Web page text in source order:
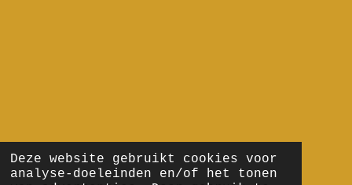
Deze website gebruikt cookies voor
analyse-doeleinden en/of het tonen